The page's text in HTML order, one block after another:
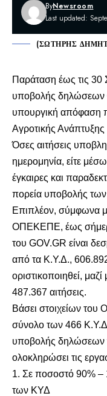
Last updated:
ByNewsroom
(ΣΩΤΗΡΗΣ
Παράταση έως τις 30
υποβολής δηλώσεων
υπουργική απόφαση
Αγροτικής
Όσες αιτήσεις
ημερομηνία, είτε
έγκαιρες και
πορεία υποβολής των
Επιπλέον, σύμφωνα
ΟΠΕΚΕΠΕ, έως
του GOV.GR είναι
από τα Κ.Υ.Δ.,
οριστικοποιηθεί,
487.367 αιτήσεις.
Βάσει στοιχείων
σύνολο των 466 Κ.Υ.Δ.
υποβολής δηλώσεων
ολοκληρώσει τις
Σε ποσοστό 90%
των ΚΥΔ